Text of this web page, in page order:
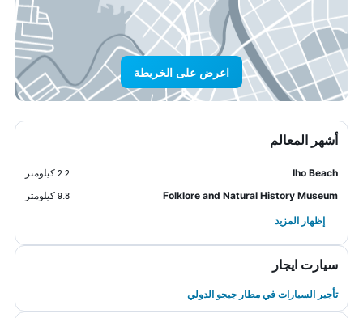
اعرض على الخريطة
أشهر المعالم
Iho Beach
2.2 كيلومتر
Folklore and Natural History Museum
9.8 كيلومتر
إظهار المزيد
سيارت ايجار
تأجير السيارات في مطار جيجو الدولي